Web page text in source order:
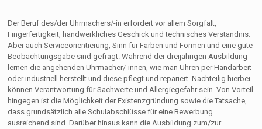
Der Beruf des/der Uhrmachers/-in erfordert vor allem Sorgfalt,
Fingerfertigkeit, handwerkliches Geschick und technisches Verständnis.
Aber auch Serviceorientierung, Sinn für Farben und Formen und eine gute
Beobachtungsgabe sind gefragt. Während der dreijährigen Ausbildung
lernen die angehenden Uhrmacher/-innen, wie man Uhren per Handarbeit
oder industriell herstellt und diese pflegt und repariert. Nachteilig hierbei
können Verantwortung für Sachwerte und Allergiegefahr sein. Von Vorteil
hingegen ist die Möglichkeit der Existenzgründung sowie die Tatsache,
dass grundsätzlich alle Schulabschlüsse für eine Bewerbung
ausreichend sind. Darüber hinaus kann die Ausbildung zum/zur